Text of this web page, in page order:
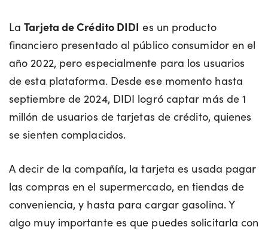
LaTarjeta de Crédito DIDI es un producto
financiero presentado al público consumidor en el
año 2022, pero especialmente para los usuarios
de esta plataforma. Desde ese momento hasta
septiembre de 2024, DIDI logró captar más de 1
millón de usuarios de tarjetas de crédito, quienes
se sienten complacidos.
A decir de la compañía, la tarjeta es usada pagar
las compras en el supermercado, en tiendas de
conveniencia, y hasta para cargar gasolina. Y
algo muy importante es que puedes solicitarla con